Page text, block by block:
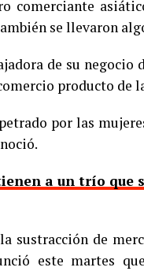
comerciante
se llevaron
de su
producto de
por las
a un trío que
sustracción de
este martes